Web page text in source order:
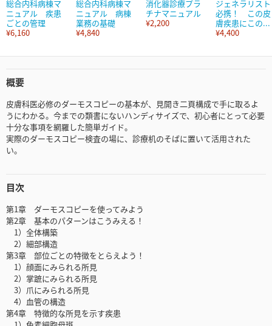
総合内科病棟マ
ニュアル 疾患
ごとの管理
¥6,160
総合内科病棟マ
ニュアル 病棟
業務の基礎
¥4,840
消化器診療プラ
チナマニュアル
¥2,200
ジェネラリスト
必携！ この皮
膚疾患にこの...
¥4,400
概要
皮膚科医必修のダーモスコピーの基本が、見開き二頁構成で手に取るよ
うにわかる。今までの類書にないハンディサイズで、初心者にとって必要
十分な事項を網羅した簡単ガイド。
実際のダーモスコピー検査の場に、診療机のそばに置いて活用された
い。
目次
第1章 ダーモスコピーを使ってみよう
第2章 基本のパターンはこうみえる！
1）全体構築
2）細部構造
第3章 部位ごとの特徴をとらえよう！
1）顔面にみられる所見
2）掌蹠にみられる所見
3）爪にみられる所見
4）血管の構造
第4章 特徴的な所見を示す疾患